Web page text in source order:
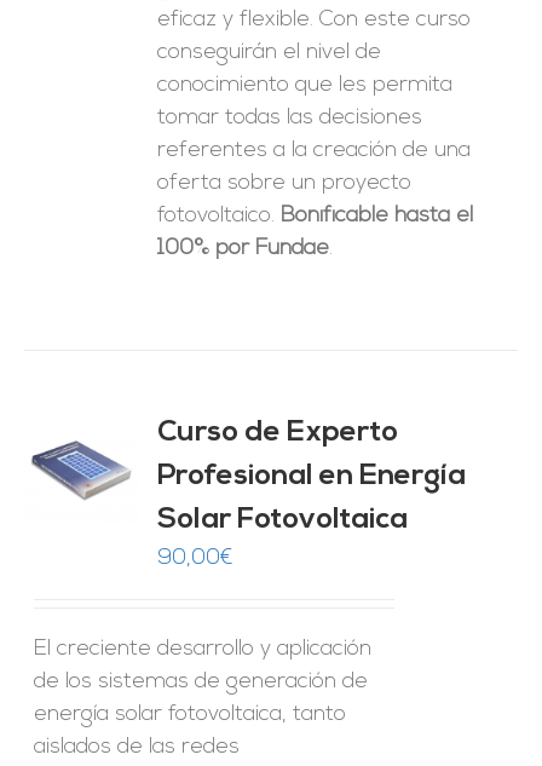
eficaz y flexible. Con este curso
conseguirán el nivel de
conocimiento que les permita
tomar todas las decisiones
referentes a la creación de una
oferta sobre un proyecto
fotovoltaico. Bonificable hasta el
100% por Fundae.
Curso de Experto
Profesional en Energía
Solar Fotovoltaica
90,00€
El creciente desarrollo y aplicación
de los sistemas de generación de
energía solar fotovoltaica, tanto
aislados de las redes